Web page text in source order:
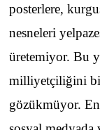
posterlere,
nesneleri
üretemiyor. Bu
milliyetçiliğini
gözükmüyor.